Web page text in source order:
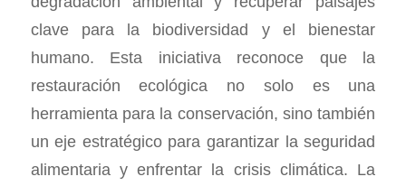
clave para la biodiversidad y el bienestar
humano. Esta iniciativa reconoce que la
restauración ecológica no solo es una
herramienta para la conservación, sino también
un eje estratégico para garantizar la seguridad
alimentaria y enfrentar la crisis climática. La